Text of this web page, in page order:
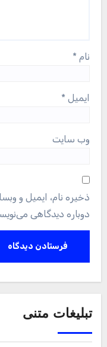
نام *
ایمیل *
وب‌ سایت
ذخیره نام، ایمیل و
دوباره دیدگاهی
تبلیغات متنی